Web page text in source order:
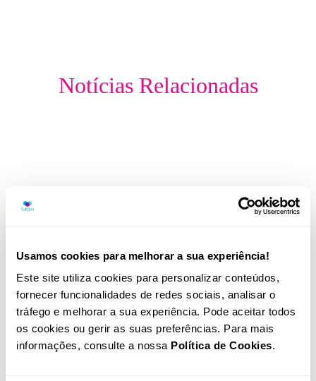
Usamos cookies para melhorar a sua experiência!
Este site utiliza cookies para personalizar conteúdos,
fornecer funcionalidades de redes sociais, analisar o
tráfego e melhorar a sua experiência. Pode aceitar todos
os cookies ou gerir as suas preferências. Para mais
informações, consulte a nossa Política de Cookies.
Notícias Relacionadas
Illumina volta a ser reconhecida
entre as empresas mais sustentáveis